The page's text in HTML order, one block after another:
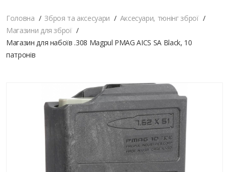
Головна Зброя та аксесуари
Аксесуари, тюнінг зброї
Магазини для зброї
Магазин для набоїв .308 Magpul PMAG AICS SA Black, 10
патронів